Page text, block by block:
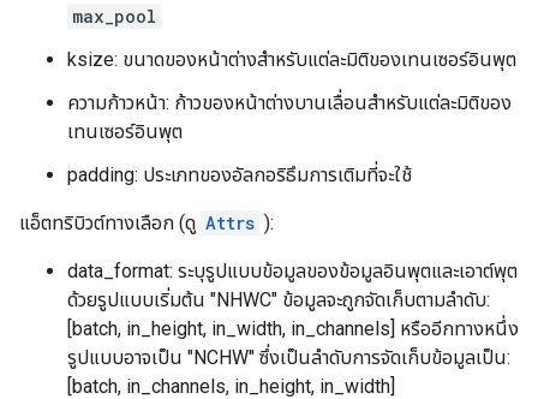
max_pool
ksize: ขนาดของหน้าต่างสำหรับแต่ละมิติของเทนเซอร์อินพุต
ความก้าวหน้า: ก้าวของหน้าต่างบานเลื่อนสำหรับแต่ละมิติของ
เทนเซอร์อินพุต
padding: ประเภทของอัลกอริธึมการเติมที่จะใช้
แอ็ตทริบิวต์ทางเลือก (ดู Attrs ):
data_format: ระบุรูปแบบข้อมูลของข้อมูลอินพุตและเอาต์พุต
ด้วยรูปแบบเริ่มต้น "NHWC" ข้อมูลจะถูกจัดเก็บตามลำดับ:
[batch, in_height, in_width, in_channels] หรืออีกทางหนึ่ง
รูปแบบอาจเป็น "NCHW" ซึ่งเป็นลำดับการจัดเก็บข้อมูลเป็น:
[batch, in_channels, in_height, in_width]